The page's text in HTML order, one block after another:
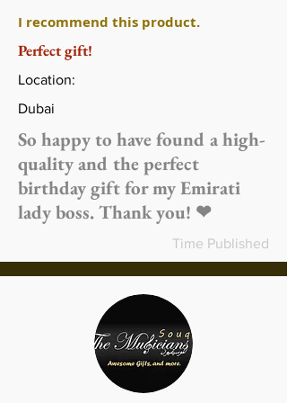
I recommend this product.
Perfect gift!
Location:
Dubai
So happy to have found a high-
quality and the perfect
birthday gift for my Emirati
lady boss. Thank you! ❤
Time Published